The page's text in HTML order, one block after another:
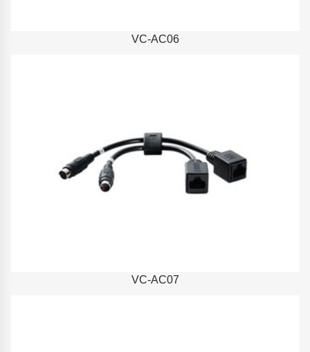
VC-AC06
VC-AC07